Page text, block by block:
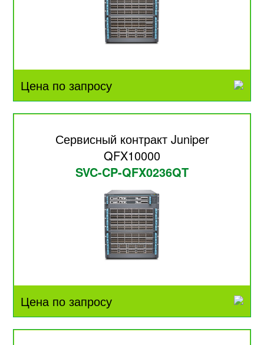
Цена по запросу
Сервисный контракт Juniper
QFX10000
SVC-CP-QFX0236QT
Цена по запросу